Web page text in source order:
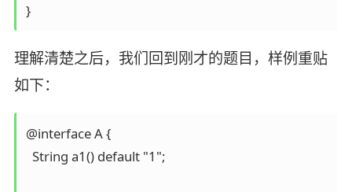
}
理解清楚之后，我们回到刚才的题目，样例重贴
如下：
@interface A {
  String a1() default "1";